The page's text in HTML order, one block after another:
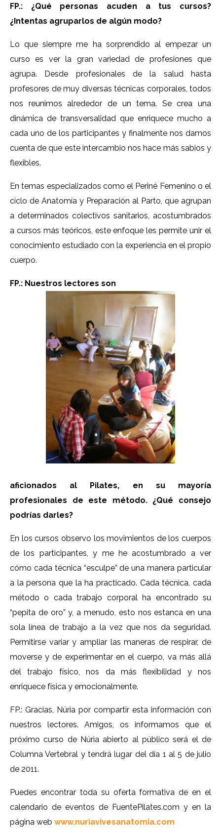
FP.: ¿Qué personas acuden a tus cursos?
¿Intentas agruparlos de algún modo?
Lo que siempre me ha sorprendido al empezar un
curso es ver la gran variedad de profesiones que
agrupa. Desde profesionales de la salud hasta
profesores de muy diversas técnicas corporales, todos
nos reunimos alrededor de un tema. Se crea una
dinámica de transversalidad que enriquece mucho a
cada uno de los participantes y finalmente nos damos
cuenta de que este intercambio nos hace más sabios y
flexibles.
En temas especializados como el Periné Femenino o el
ciclo de Anatomía y Preparación al Parto, que agrupan
a determinados colectivos sanitarios, acostumbrados
a cursos más teóricos, este enfoque les permite unir el
conocimiento estudiado con la experiencia en el propio
cuerpo.
FP.: Nuestros lectores son
aficionados al Pilates, en su mayoría
profesionales de este método. ¿Qué consejo
podrías darles?
En los cursos observo los movimientos de los cuerpos
de los participantes, y me he acostumbrado a ver
cómo cada técnica “esculpe” de una manera particular
a la persona que la ha practicado. Cada técnica, cada
método o cada trabajo corporal ha encontrado su
“pepita de oro” y, a menudo, esto nos estanca en una
sola línea de trabajo a la vez que nos da seguridad.
Permitirse variar y ampliar las maneras de respirar, de
moverse y de experimentar en el cuerpo, va más allá
del trabajo físico, nos da más flexibilidad y nos
enriquece física y emocionalmente.
FP.: Gracias, Núria por compartir esta información con
nuestros lectores. Amigos, os informamos que el
próximo curso de Núria abierto al público será el de
Columna Vertebral y tendrá lugar del día 1 al 5 de julio
de 2011.
Puedes encontrar toda su oferta formativa de en el
calendario de eventos de FuentePilates.com y en la
página web www.nuriavivesanatomia.com